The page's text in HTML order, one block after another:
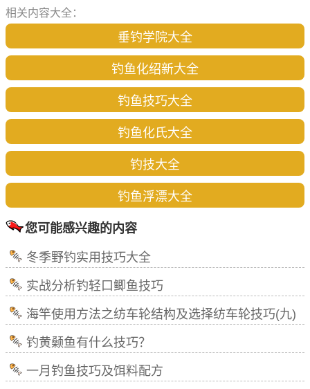
相关内容大全：
垂钓学院大全
钓鱼化绍新大全
钓鱼技巧大全
钓鱼化氏大全
钓技大全
钓鱼浮漂大全
您可能感兴趣的内容
冬季野钓实用技巧大全
实战分析钓轻口鲫鱼技巧
海竿使用方法之纺车轮结构及选择纺车轮技巧(九)
钓黄颡鱼有什么技巧？
一月钓鱼技巧及饵料配方